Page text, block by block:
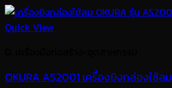
Quick View
OKURA AS2001 เครื่องยิงกล่องใช้ลม